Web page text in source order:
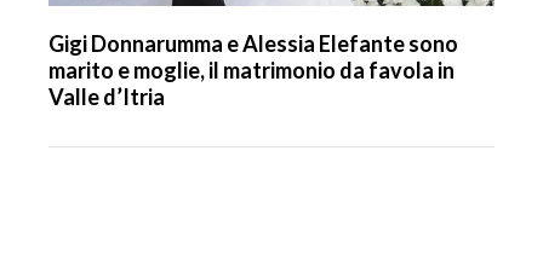
Gigi Donnarumma e Alessia Elefante sono
marito e moglie, il matrimonio da favola in
Valle d’Itria